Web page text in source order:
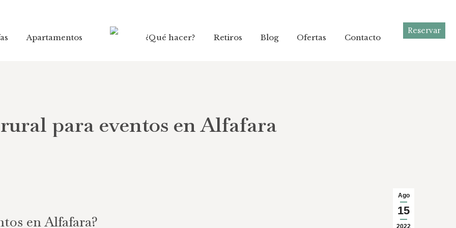
Apartamentos ¿Qué hacer? Retiros Blog Ofertas Contacto
Reservar
para eventos en Alfafara
Ago
15
2022
en Alfafara?
Apartamentos ¿Qué hacer? Retiros Blog Ofertas Contacto
Reservar